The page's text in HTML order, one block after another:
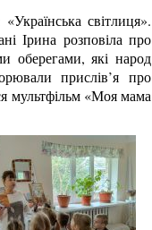
світлиця».
Ірина розповіла про
оберегами, які народ
прислів’я про
мультфільм «Моя мама